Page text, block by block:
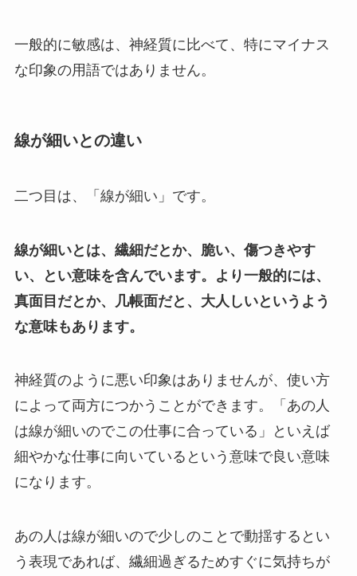
一般的に敏感は、神経質に比べて、特にマイナス
な印象の用語ではありません。
線が細いとの違い
二つ目は、「線が細い」です。
線が細いとは、繊細だとか、脆い、傷つきやす
い、とい意味を含んでいます。より一般的には、
真面目だとか、几帳面だと、大人しいというよう
な意味もあります。
神経質のように悪い印象はありませんが、使い方
によって両方につかうことができます。「あの人
は線が細いのでこの仕事に合っている」といえば
細やかな仕事に向いているという意味で良い意味
になります。
あの人は線が細いので少しのことで動揺するとい
う表現であれば、繊細過ぎるためすぐに気持ちが